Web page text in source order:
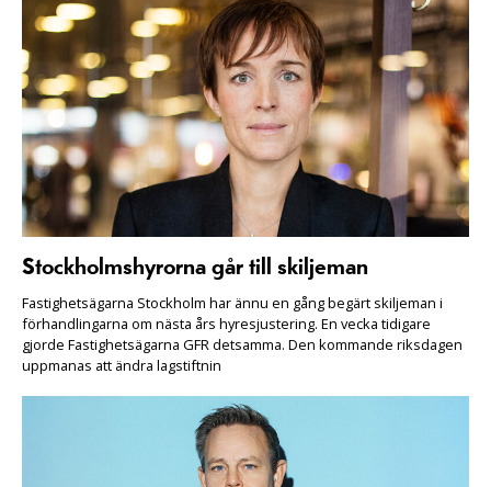
Stockholmshyrorna går till skiljeman
Fastighetsägarna Stockholm har ännu en gång begärt skiljeman i
förhandlingarna om nästa års hyresjustering. En vecka tidigare
gjorde Fastighetsägarna GFR detsamma. Den kommande riksdagen
uppmanas att ändra lagstiftnin